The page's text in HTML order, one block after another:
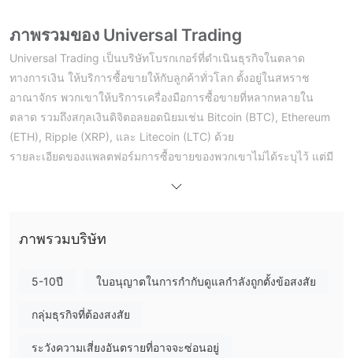
ภาพรวมของ Universal Trading
Universal Trading เป็นบริษัทโบรกเกอร์ที่ดำเนินธุรกิจในตลาด
ทางการเงิน ให้บริการซื้อขายให้กับลูกค้าทั่วโลก ตั้งอยู่ในสหราช
อาณาจักร พวกเขาให้บริการเครื่องมือการซื้อขายที่หลากหลายใน
ตลาด รวมถึงสกุลเงินดิจิตอลยอดนิยมเช่น Bitcoin (BTC), Ethereum
(ETH), Ripple (XRP), และ Litecoin (LTC) ด้วย
รายละเอียดของแพลตฟอร์มการซื้อขายของพวกเขาไม่ได้ระบุไว้ แต่มี
การวิจัยอย่างละเอียดเพื่อเข้าใจครอบคลุมเกี่ยวกับบริการของพวกเขา
การซื้อขายใดๆ
Universal Trading ได้รับการควบคุมหรือไม่？
เป็นการเสี่ยงอันมีความสำคัญต่อนักลงทุนและนักเทรดที่เป็นไปได้ กฎ
ภาพรวมบริษัท
5-10ปี ใบอนุญาตในการกำกับดูแลกำลังถูกตั้งข้อสงสัย
กลุ่มธุรกิจที่ต้องสงสัย
ระวังความเสี่ยงอันตรายที่อาจจะซ่อนอยู่